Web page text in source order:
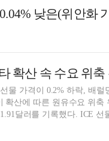
낮은(위안화
확산 속 수요 위축
물 가격이 0.2% 하락, 배
확산에 따른 원유수요 위
달러를 기록했다. ICE 선